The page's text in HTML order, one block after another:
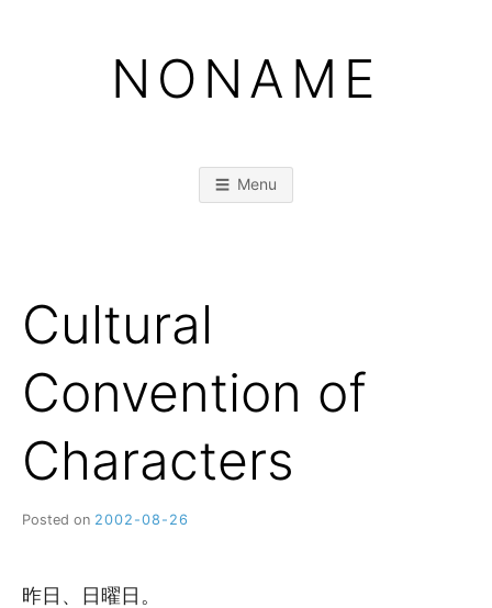
NONAME
Menu
Cultural
Convention of
Characters
Posted on 2002-08-26
昨日、日曜日。